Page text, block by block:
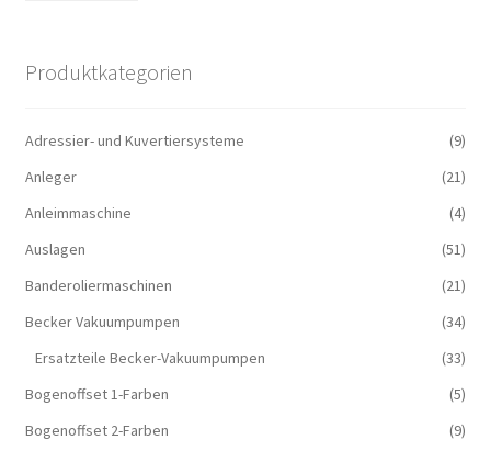
Produktkategorien
Adressier- und Kuvertiersysteme
(9)
Anleger
(21)
Anleimmaschine
(4)
Auslagen
(51)
Banderoliermaschinen
(21)
Becker Vakuumpumpen
(34)
Ersatzteile Becker-Vakuumpumpen
(33)
Bogenoffset 1-Farben
(5)
Bogenoffset 2-Farben
(9)